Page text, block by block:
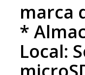
marca
*
Local: